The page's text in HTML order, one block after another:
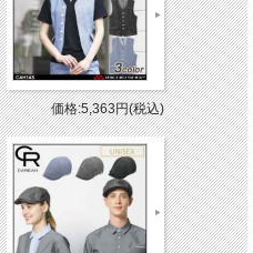
価格:5,363円(税込)